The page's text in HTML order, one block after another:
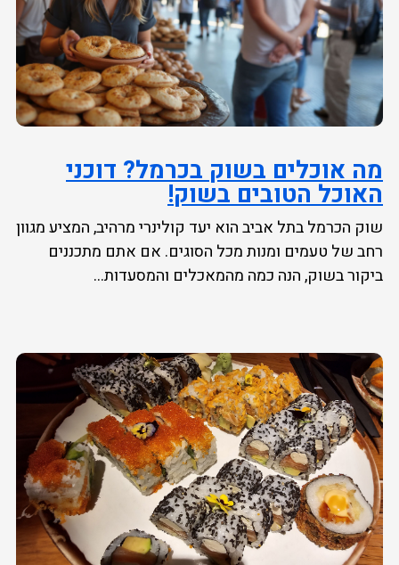
מה אוכלים בשוק בכרמל? דוכני
האוכל הטובים בשוק!
שוק הכרמל בתל אביב הוא יעד קולינרי מרהיב, המציע מגוון
רחב של טעמים ומנות מכל הסוגים. אם אתם מתכננים
ביקור בשוק, הנה כמה מהמאכלים והמסעדות...